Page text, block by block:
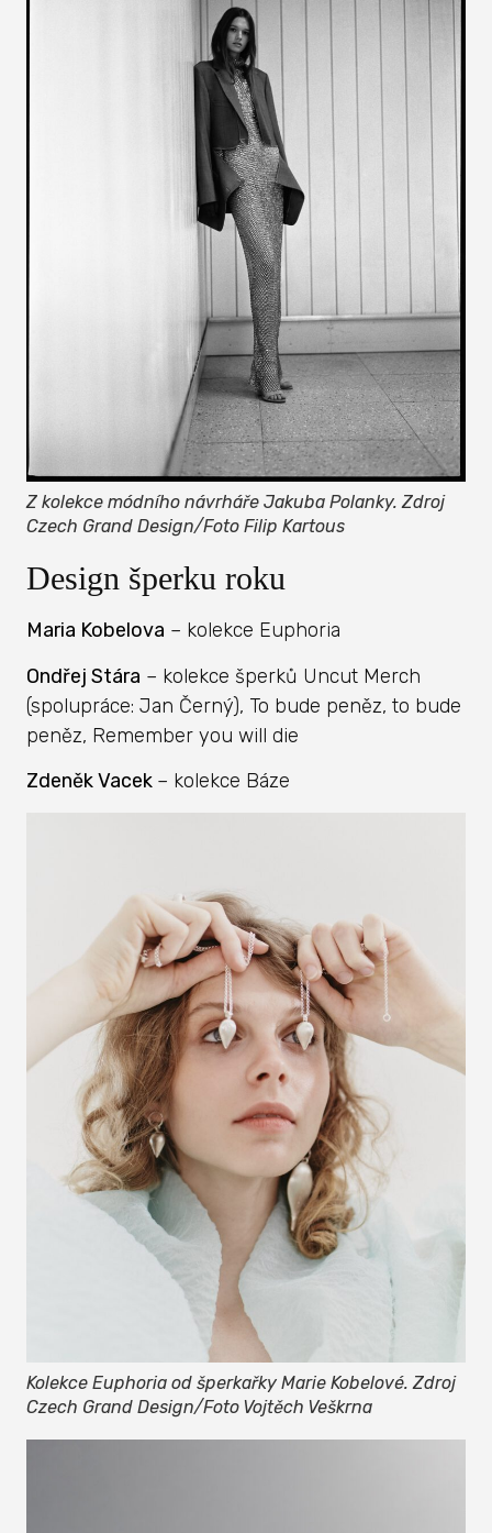
Z kolekce módního návrháře Jakuba Polanky. Zdroj
Czech Grand Design/Foto Filip Kartous
Design šperku roku
Maria Kobelova – kolekce Euphoria
Ondřej Stára – kolekce šperků Uncut Merch
(spolupráce: Jan Černý), To bude peněz, to bude
peněz, Remember you will die
Zdeněk Vacek – kolekce Báze
Kolekce Euphoria od šperkařky Marie Kobelové. Zdroj
Czech Grand Design/Foto Vojtěch Veškrna